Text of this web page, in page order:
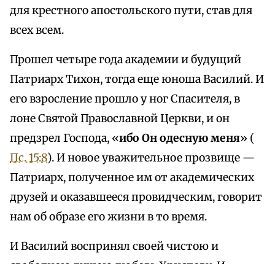
для крестного апостольского пути, став для
всех всем.
Прошел четыре года академии и будущий
Патриарх Тихон, тогда еще юноша Василий. И
его взросление прошло у ног Спасителя, в
лоне Святой Православной Церкви, и он
предзрел Господа, «ибо Он одесную меня» (
Пс. 15:8). И новое уважительное прозвище —
Патриарх, полученное им от академических
друзей и оказавшееся провидческим, говорит
нам об образе его жизни в то время.
И Василий воспринял своей чистою и